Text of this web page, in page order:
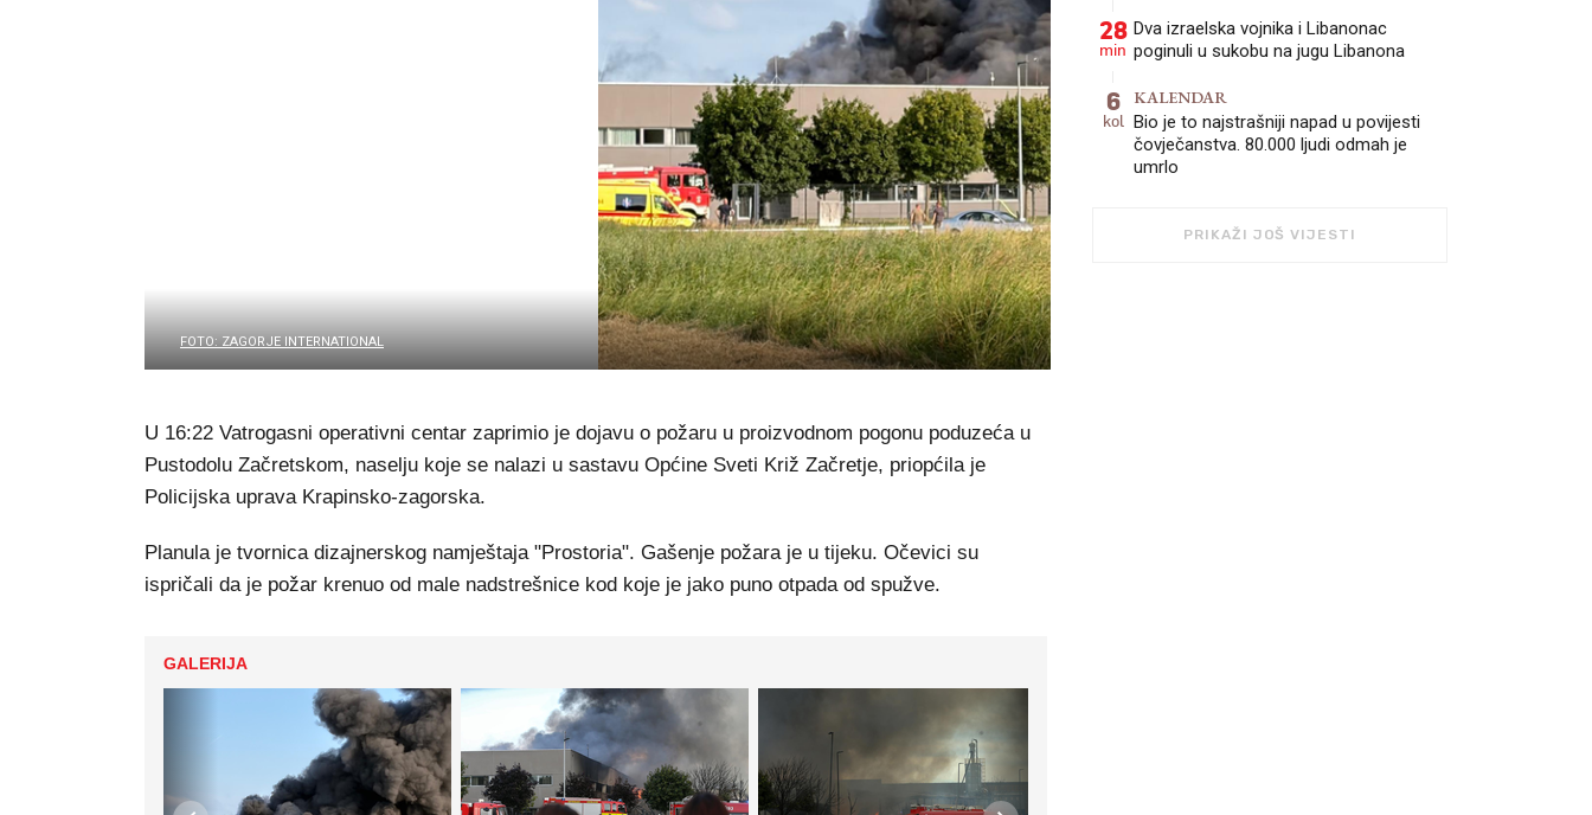
FOTO: ZAGORJE INTERNATIONAL
U 16:22 Vatrogasni operativni centar zaprimio je dojavu o požaru u proizvodnom pogonu poduzeća u
Pustodolu Začretskom, naselju koje se nalazi u sastavu Općine Sveti Križ Začretje, priopćila je
Policijska uprava Krapinsko-zagorska.
Planula je tvornica dizajnerskog namještaja "Prostoria". Gašenje požara je u tijeku. Očevici su
ispričali da je požar krenuo od male nadstrešnice kod koje je jako puno otpada od spužve.
GALERIJA
28
min
Dva izraelska vojnika i Libanonac
poginuli u sukobu na jugu Libanona
6
kol
KALENDAR
Bio je to najstrašniji napad u povijesti
čovječanstva. 80.000 ljudi odmah je
umrlo
PRIKAŽI JOŠ VIJESTI